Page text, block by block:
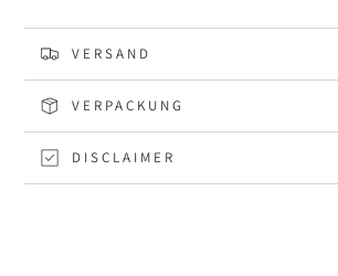
VERSAND
VERPACKUNG
DISCLAIMER